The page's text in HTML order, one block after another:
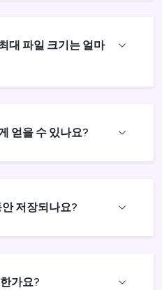
대 파일 크기는 얼마
얻을 수 있나요?
저장되나요?
가요?